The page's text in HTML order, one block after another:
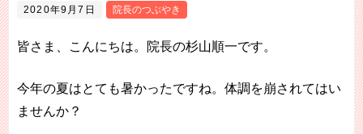
2020年9月7日 院長のつぶやき
皆さま、こんにちは。院長の杉山順一です。
今年の夏はとても暑かったですね。体調を崩されてはい
ませんか？